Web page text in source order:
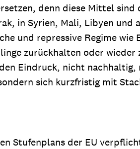
denn diese Mittel
in Syrien, Mali, Libyen
und repressive Regime
zurückhalten oder wieder
Eindruck, nicht
sich kurzfristig mit
Stufenplans der EU